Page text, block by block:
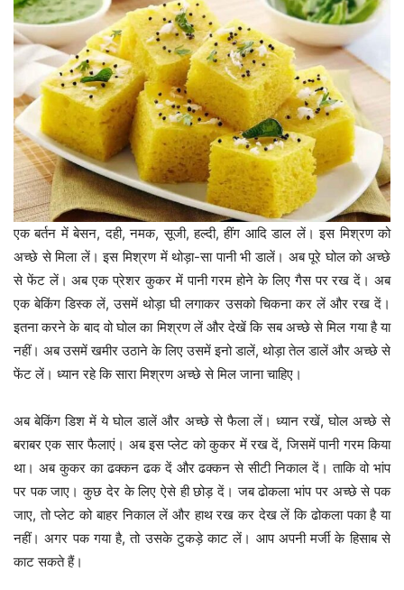
एक बर्तन में बेसन, दही, नमक, सूजी, हल्दी, हींग आदि डाल लें। इस मिश्रण को
अच्छे से मिला लें। इस मिश्रण में थोड़ा-सा पानी भी डालें। अब पूरे घोल को अच्छे
से फेंट लें। अब एक प्रेशर कुकर में पानी गरम होने के लिए गैस पर रख दें। अब
एक बेकिंग डिस्क लें, उसमें थोड़ा घी लगाकर उसको चिकना कर लें और रख दें।
इतना करने के बाद वो घोल का मिश्रण लें और देखें कि सब अच्छे से मिल गया है या
नहीं। अब उसमें खमीर उठाने के लिए उसमें इनो डालें, थोड़ा तेल डालें और अच्छे से
फेंट लें। ध्यान रहे कि सारा मिश्रण अच्छे से मिल जाना चाहिए।
अब बेकिंग डिश में ये घोल डालें और अच्छे से फैला लें। ध्यान रखें, घोल अच्छे से
बराबर एक सार फैलाएं। अब इस प्लेट को कुकर में रख दें, जिसमें पानी गरम किया
था। अब कुकर का ढक्कन ढक दें और ढक्कन से सीटी निकाल दें। ताकि वो भांप
पर पक जाए। कुछ देर के लिए ऐसे ही छोड़ दें। जब ढोकला भांप पर अच्छे से पक
जाए, तो प्लेट को बाहर निकाल लें और हाथ रख कर देख लें कि ढोकला पका है या
नहीं। अगर पक गया है, तो उसके टुकड़े काट लें। आप अपनी मर्जी के हिसाब से
काट सकते हैं।